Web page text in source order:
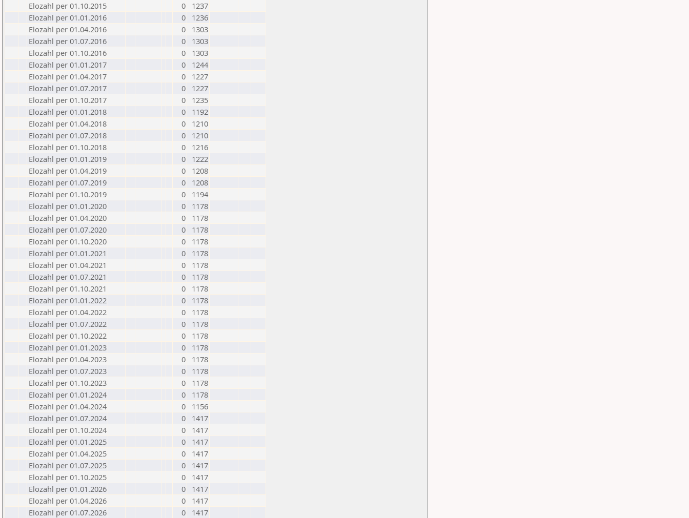
Elozahl per 01.10.2015
0
1237
Elozahl per 01.01.2016
0
1236
Elozahl per 01.04.2016
0
1303
Elozahl per 01.07.2016
0
1303
Elozahl per 01.10.2016
0
1303
Elozahl per 01.01.2017
0
1244
Elozahl per 01.04.2017
0
1227
Elozahl per 01.07.2017
0
1227
Elozahl per 01.10.2017
0
1235
Elozahl per 01.01.2018
0
1192
Elozahl per 01.04.2018
0
1210
Elozahl per 01.07.2018
0
1210
Elozahl per 01.10.2018
0
1216
Elozahl per 01.01.2019
0
1222
Elozahl per 01.04.2019
0
1208
Elozahl per 01.07.2019
0
1208
Elozahl per 01.10.2019
0
1194
Elozahl per 01.01.2020
0
1178
Elozahl per 01.04.2020
0
1178
Elozahl per 01.07.2020
0
1178
Elozahl per 01.10.2020
0
1178
Elozahl per 01.01.2021
0
1178
Elozahl per 01.04.2021
0
1178
Elozahl per 01.07.2021
0
1178
Elozahl per 01.10.2021
0
1178
Elozahl per 01.01.2022
0
1178
Elozahl per 01.04.2022
0
1178
Elozahl per 01.07.2022
0
1178
Elozahl per 01.10.2022
0
1178
Elozahl per 01.01.2023
0
1178
Elozahl per 01.04.2023
0
1178
Elozahl per 01.07.2023
0
1178
Elozahl per 01.10.2023
0
1178
Elozahl per 01.01.2024
0
1178
Elozahl per 01.04.2024
0
1156
Elozahl per 01.07.2024
0
1417
Elozahl per 01.10.2024
0
1417
Elozahl per 01.01.2025
0
1417
Elozahl per 01.04.2025
0
1417
Elozahl per 01.07.2025
0
1417
Elozahl per 01.10.2025
0
1417
Elozahl per 01.01.2026
0
1417
Elozahl per 01.04.2026
0
1417
Elozahl per 01.07.2026
0 1417